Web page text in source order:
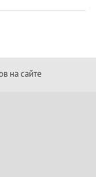
на сайте